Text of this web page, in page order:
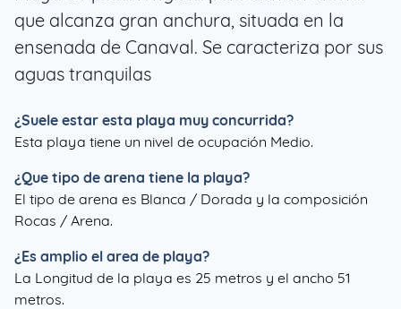
que alcanza gran anchura, situada en la
ensenada de Canaval. Se caracteriza por sus
aguas tranquilas
¿Suele estar esta playa muy concurrida?
Esta playa tiene un nivel de ocupación Medio.
¿Que tipo de arena tiene la playa?
El tipo de arena es Blanca / Dorada y la composición
Rocas / Arena.
¿Es amplio el area de playa?
La Longitud de la playa es 25 metros y el ancho 51
metros.